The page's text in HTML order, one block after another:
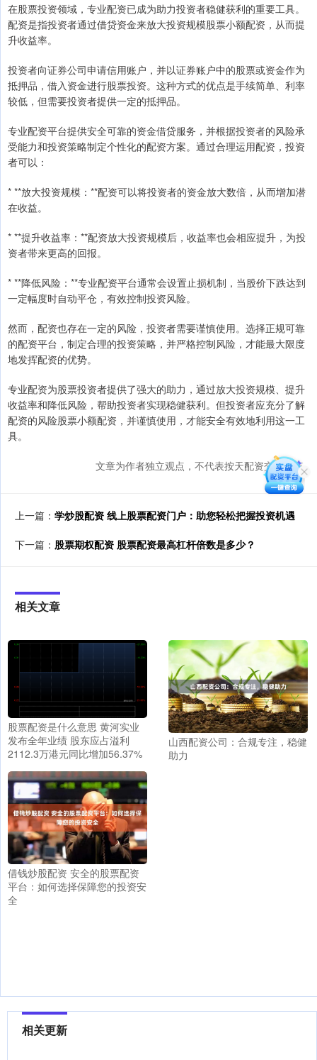
在股票投资领域，专业配资已成为助力投资者稳健获利的重要工具。
配资是指投资者通过借贷资金来放大投资规模股票小额配资，从而提
升收益率。
投资者向证券公司申请信用账户，并以证券账户中的股票或资金作为
抵押品，借入资金进行股票投资。这种方式的优点是手续简单、利率
较低，但需要投资者提供一定的抵押品。
专业配资平台提供安全可靠的资金借贷服务，并根据投资者的风险承
受能力和投资策略制定个性化的配资方案。通过合理运用配资，投资
者可以：
* **放大投资规模：**配资可以将投资者的资金放大数倍，从而增加潜
在收益。
* **提升收益率：**配资放大投资规模后，收益率也会相应提升，为投
资者带来更高的回报。
* **降低风险：**专业配资平台通常会设置止损机制，当股价下跌达到
一定幅度时自动平仓，有效控制投资风险。
然而，配资也存在一定的风险，投资者需要谨慎使用。选择正规可靠
的配资平台，制定合理的投资策略，并严格控制风险，才能最大限度
地发挥配资的优势。
专业配资为股票投资者提供了强大的助力，通过放大投资规模、提升
收益率和降低风险，帮助投资者实现稳健获利。但投资者应充分了解
配资的风险股票小额配资，并谨慎使用，才能安全有效地利用这一工
具。
文章为作者独立观点，不代表按天配资交易观点
上一篇： 学炒股配资 线上股票配资门户：助您轻松把握投资机遇
下一篇： 股票期权配资 股票配资最高杠杆倍数是多少？
相关文章
股票配资是什么意思 黄河实业
发布全年业绩 股东应占溢利
2112.3万港元同比增加56.37%
山西配资公司：合规专注，稳健
助力
借钱炒股配资 安全的股票配资
平台：如何选择保障您的投资安
全
相关更新